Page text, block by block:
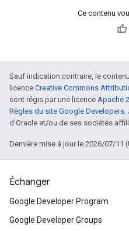
Ce contenu
Sauf indication contraire, le
licence Creative Commons
sont régis par une licence Apache
Règles du site Google Developers.
d'Oracle et/ou de ses sociétés
Dernière mise à jour le 2026/07/11
Échanger
Google Developer Program
Google Developer Groups